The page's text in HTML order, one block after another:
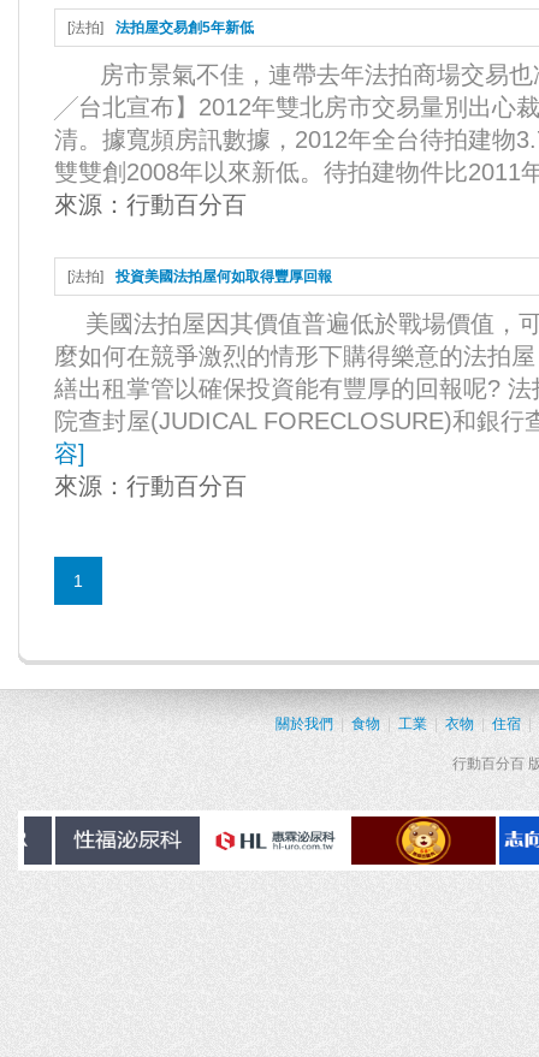
[法拍] 法拍屋交易創5年新低
房市景氣不佳，連帶去年法拍商場交易也
╱台北宣布】2012年雙北房市交易量別出心
清。據寬頻房訊數據，2012年全台待拍建物
雙雙創2008年以來新低。待拍建物件比2011
來源： 行動百分百
[法拍] 投資美國法拍屋何如取得豐厚回報
美國法拍屋因其價值普遍低於戰場價值，
麼如何在競爭激烈的情形下購得樂意的法拍
繕出租掌管以確保投資能有豐厚的回報呢?
院查封屋(JUDICAL FORECLOSURE)和銀行
容]
來源： 行動百分百
1
關於我們 食物 工業 | 衣物 住宿 |
行動百分百